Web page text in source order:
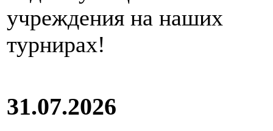
учреждения на наших
турнирах!
31.07.2026